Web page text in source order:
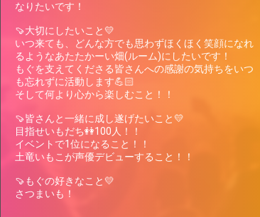
Current
Participating
Events
Past
Events
Liver
Support
Gauge
is currently participating in.
While participating, the event status
will be displayed on this page.
なりたいです！
🍠大切にしたいこと💛
いつ来ても、どんな方でも思わずほくほく笑顔になれ
るようなあたたかーい畑(ルーム)にしたいです！
もぐを支えてくださる皆さんへの感謝の気持ちをいつ
も忘れずに活動します💪🏻
そして何より心から楽しむこと！！
🍠皆さんと一緒に成し遂げたいこと💛
目指せいもだち👭100人！！
イベントで1位になること！！
土竜いもこが声優デビューすること！！
🍠もぐの好きなこと💛
さつまいも！